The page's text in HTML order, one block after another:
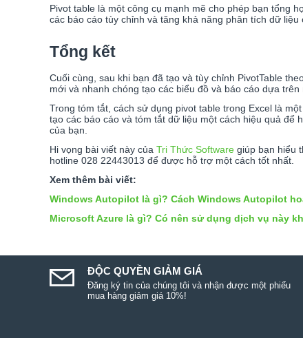
Pivot table là một công cụ mạnh mẽ cho phép bạn tổng
các báo cáo tùy chỉnh và tăng khả năng phân tích dữ liệu
Tổng kết
Cuối cùng, sau khi bạn đã tạo và tùy chỉnh PivotTable
mới và nhanh chóng tạo các biểu đồ và báo cáo dựa
Trong tóm tắt, cách sử dụng pivot table trong Excel là
tạo các báo cáo và tóm tắt dữ liệu một cách hiệu quả để
của bạn.
Hi vọng bài viết này của Tri Thức Software giúp bạn hiểu
hotline 028 22443013 để được hỗ trợ một cách tốt nhất.
Xem thêm bài viết:
Windows Autopilot là gì? Cách Windows Autopilot
Microsoft Azure là gì? Có nên sử dụng dịch vụ này
ĐỘC QUYỀN GIẢM GIÁ
Đăng ký tin của chúng tôi và nhận được một phiếu
mua hàng giảm giá 10%!